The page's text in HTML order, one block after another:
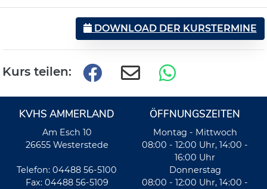
DOWNLOAD DER KURSTERMINE
Kurs teilen:
KVHS AMMERLAND
Am Esch 10
26655 Westerstede
Telefon: 04488 56-5100
Fax: 04488 56-5109
ÖFFNUNGSZEITEN
Montag - Mittwoch
08:00 - 12:00 Uhr, 14:00 -
16:00 Uhr
Donnerstag
08:00 - 12:00 Uhr, 14:00 -